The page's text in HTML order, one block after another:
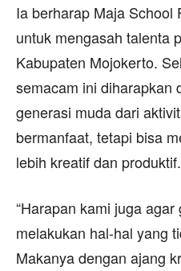
Ia berharap Maja School
untuk mengasah talenta
Kabupaten Mojokerto.
semacam ini diharapkan
generasi muda dari
bermanfaat, tetapi bisa
lebih kreatif dan produktif.
“Harapan kami juga
melakukan hal-hal yang
Makanya dengan ajang